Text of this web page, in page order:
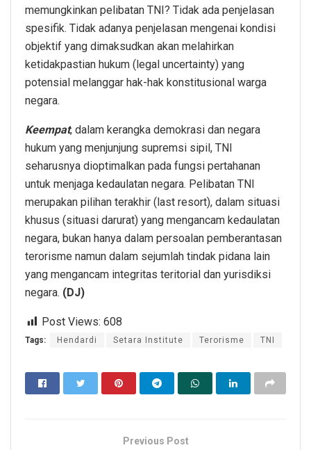
memungkinkan pelibatan TNI? Tidak ada penjelasan
spesifik. Tidak adanya penjelasan mengenai kondisi
objektif yang dimaksudkan akan melahirkan
ketidakpastian hukum (legal uncertainty) yang
potensial melanggar hak-hak konstitusional warga
negara.
Keempat, dalam kerangka demokrasi dan negara
hukum yang menjunjung supremsi sipil, TNI
seharusnya dioptimalkan pada fungsi pertahanan
untuk menjaga kedaulatan negara. Pelibatan TNI
merupakan pilihan terakhir (last resort), dalam situasi
khusus (situasi darurat) yang mengancam kedaulatan
negara, bukan hanya dalam persoalan pemberantasan
terorisme namun dalam sejumlah tindak pidana lain
yang mengancam integritas teritorial dan yurisdiksi
negara. (DJ)
Post Views: 608
Tags: Hendardi Setara Institute Terorisme TNI
Previous Post